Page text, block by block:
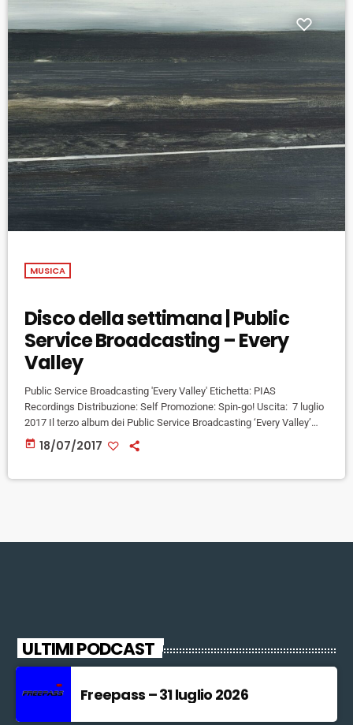
MUSICA
Disco della settimana | Public
Service Broadcasting – Every
Valley
Public Service Broadcasting 'Every Valley' Etichetta: PIAS
Recordings Distribuzione: Self Promozione: Spin-go! Uscita: 7 luglio
2017 Il terzo album dei Public Service Broadcasting ‘Every Valley’
racconta la storia dell’ascesa e poi della caduta del settore
minerario del carbone nel Galles del Sud. Anche se potrebbe
today 18/07/2017
ULTIMI PODCAST
Freepass – 31 luglio 2026